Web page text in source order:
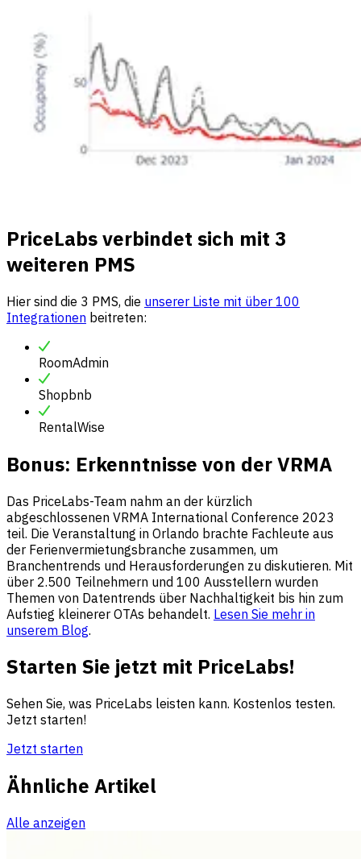
PriceLabs verbindet sich mit 3
weiteren PMS
Hier sind die 3 PMS, die unserer Liste mit über 100
Integrationen beitreten:
RoomAdmin
Shopbnb
RentalWise
Bonus: Erkenntnisse von der VRMA
Das PriceLabs-Team nahm an der kürzlich
abgeschlossenen VRMA International Conference 2023
teil. Die Veranstaltung in Orlando brachte Fachleute aus
der Ferienvermietungsbranche zusammen, um
Branchentrends und Herausforderungen zu diskutieren. Mit
über 2.500 Teilnehmern und 100 Ausstellern wurden
Themen von Datentrends über Nachhaltigkeit bis hin zum
Aufstieg kleinerer OTAs behandelt. Lesen Sie mehr in
unserem Blog.
Starten Sie jetzt mit PriceLabs!
Sehen Sie, was PriceLabs leisten kann. Kostenlos testen.
Jetzt starten!
Jetzt starten
Ähnliche Artikel
Alle anzeigen